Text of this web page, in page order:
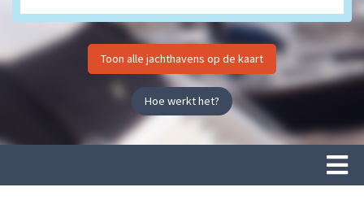
Toon alle jachthavens op de kaart
Hoe werkt het?